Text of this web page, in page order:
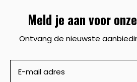
Meld je aan voor
Ontvang de nieuwste